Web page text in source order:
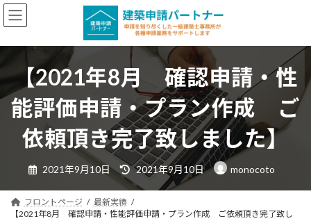
コ
ン
ス
ナ
ビ
ン
【2021年8月 確認申請・性
能評価申請・プラン作成 ご
依頼頂き完了致しました】
2021年9月10日
最
終
更
新
時
2021年9月10日 monocoto
フロントページ
最新実績
【2021年8月 確認申請・性能評価申請・プラン作成 ご依頼頂き完了致し